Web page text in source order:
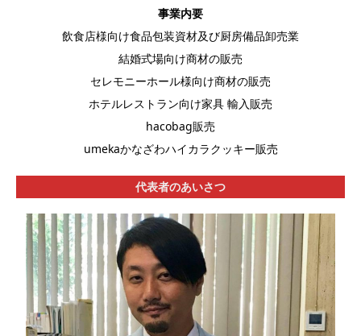
事業内要
飲食店様向け食品包装資材及び厨房備品卸売業
結婚式場向け商材の販売
セレモニーホール様向け商材の販売
ホテルレストラン向け家具 輸入販売
hacobag販売
umekaかなざわハイカラクッキー販売
代表者のあいさつ